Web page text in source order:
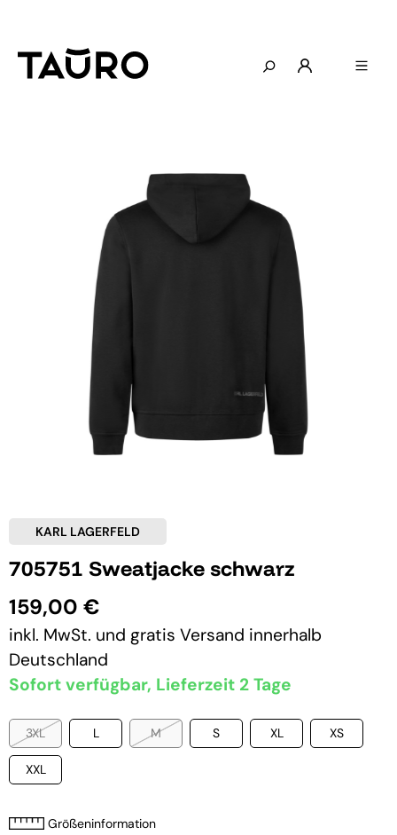
KARL LAGERFELD
705751 Sweatjacke schwarz
159,00 €
inkl. MwSt. und gratis Versand innerhalb
Deutschland
Sofort verfügbar, Lieferzeit 2 Tage
3XL L M S XL XS
XXL
Größeninformation